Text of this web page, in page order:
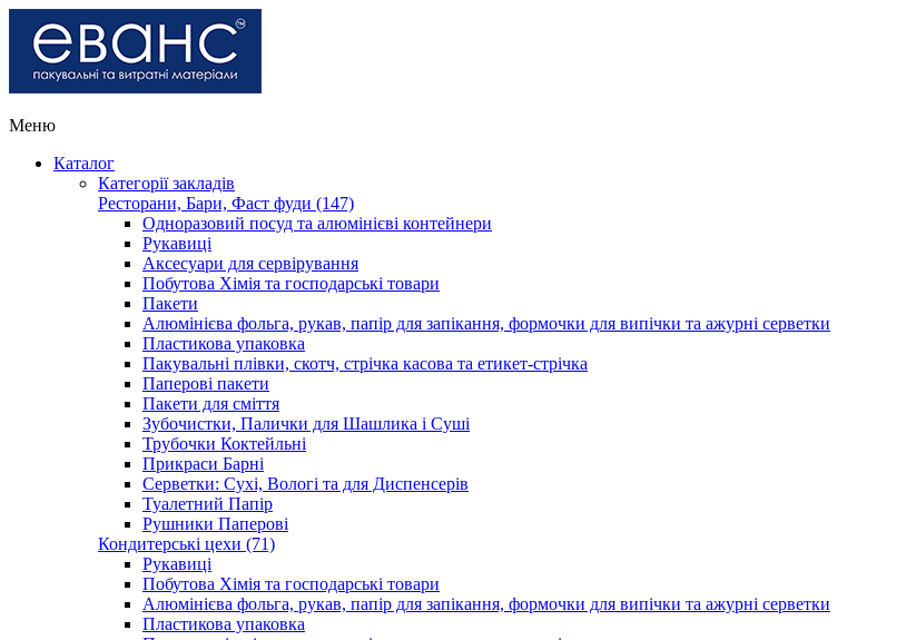
Меню
Каталог
Категорії закладів
Ресторани, Бари, Фаст фуди (147)
Одноразовий посуд та алюмінієві контейнери
Рукавиці
Аксесуари для сервірування
Побутова Хімія та господарські товари
Пакети
Алюмінієва фольга, рукав, папір для запікання, формочки для випічки та ажурні серветки
Пластикова упаковка
Пакувальні плівки, скотч, стрічка касова та етикет-стрічка
Паперові пакети
Пакети для сміття
Зубочистки, Палички для Шашлика і Суші
Трубочки Коктейльні
Прикраси Барні
Серветки: Сухі, Вологі та для Диспенсерів
Туалетний Папір
Рушники Паперові
Кондитерські цехи (71)
Рукавиці
Побутова Хімія та господарські товари
Алюмінієва фольга, рукав, папір для запікання, формочки для випічки та ажурні серветки
Пластикова упаковка